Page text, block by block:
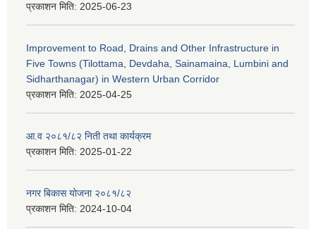
प्रकाशन मिति: 2025-06-23
Improvement to Road, Drains and Other Infrastructure in
Five Towns (Tilottama, Devdaha, Sainamaina, Lumbini and
Sidharthanagar) in Western Urban Corridor
प्रकाशन मिति: 2025-04-25
आ.व २०८१/८२ निती तथा कार्यक्रम
प्रकाशन मिति: 2025-01-22
नगर बिकास योजना २०८१/८२
प्रकाशन मिति: 2024-10-04